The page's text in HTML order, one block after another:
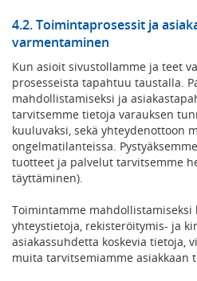
4.2. Toimintaprosessit ja
varmentaminen
Kun asioit sivustollamme ja teet
prosesseista tapahtuu taustalla.
mahdollistamiseksi ja
tarvitsemme tietoja varauksen
kuuluvaksi, sekä yhteydenottoon
ongelmatilanteissa.
tuotteet ja palvelut tarvitsemme
täyttäminen).
Toimintamme
yhteystietoja, rekisteröitymis- ja
asiakassuhdetta koskevia tietoja,
muita tarvitsemiamme asiakkaan